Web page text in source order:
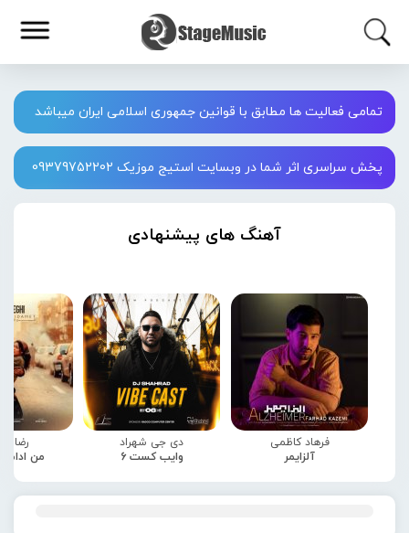
تمامی فعالیت ها مطابق با قوانین جمهوری اسلامی ایران میباشد
پخش سراسری اثر شما در وبسایت استیج موزیک 09379752202
آهنگ های پیشنهادی
فرهاد کاظمی
آلزایمر
دی جی شهراد
وایب کست 6
رضا
من